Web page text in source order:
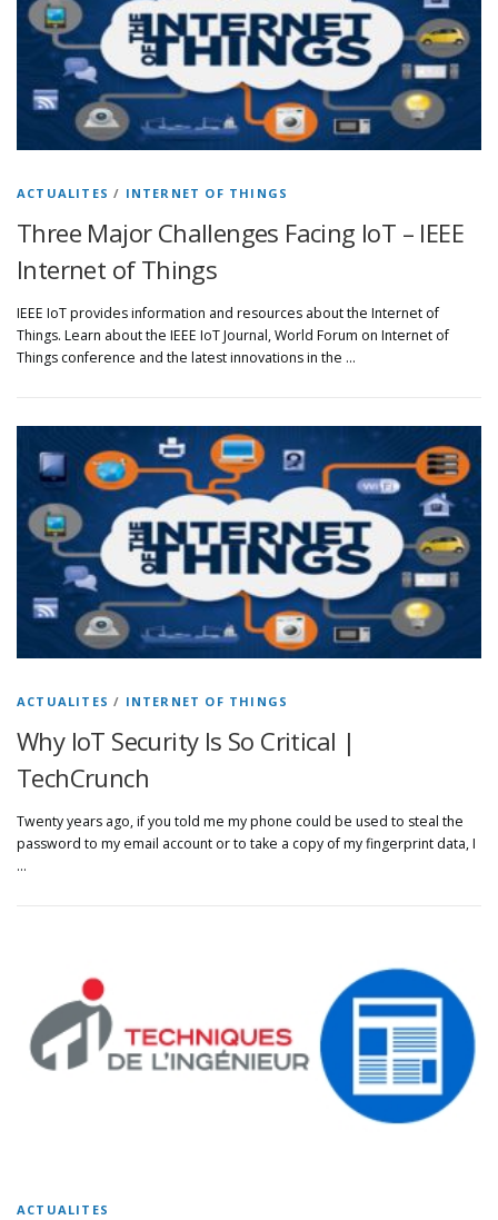
ACTUALITES / INTERNET OF THINGS
Three Major Challenges Facing IoT – IEEE
Internet of Things
IEEE IoT provides information and resources about the Internet of
Things. Learn about the IEEE IoT Journal, World Forum on Internet of
Things conference and the latest innovations in the …
ACTUALITES / INTERNET OF THINGS
Why IoT Security Is So Critical |
TechCrunch
Twenty years ago, if you told me my phone could be used to steal the
password to my email account or to take a copy of my fingerprint data, I
…
ACTUALITES